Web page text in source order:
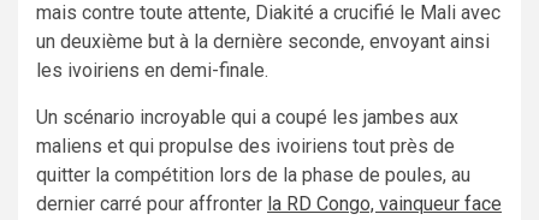
mais contre toute attente, Diakité a crucifié le Mali avec
un deuxième but à la dernière seconde, envoyant ainsi
les ivoiriens en demi-finale.
Un scénario incroyable qui a coupé les jambes aux
maliens et qui propulse des ivoiriens tout près de
quitter la compétition lors de la phase de poules, au
dernier carré pour affronter la RD Congo, vainqueur face